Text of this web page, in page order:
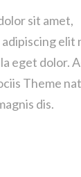
sit amet,
elit
eget dolor.
Theme
dis.